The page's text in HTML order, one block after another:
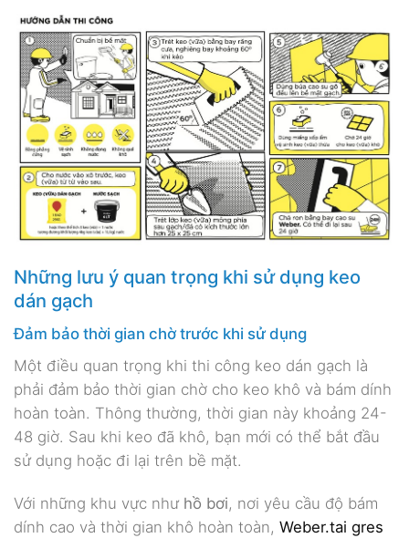
Những lưu ý quan trọng khi sử dụng keo
dán gạch
Đảm bảo thời gian chờ trước khi sử dụng
Một điều quan trọng khi thi công keo dán gạch là
phải đảm bảo thời gian chờ cho keo khô và bám dính
hoàn toàn. Thông thường, thời gian này khoảng 24-
48 giờ. Sau khi keo đã khô, bạn mới có thể bắt đầu
sử dụng hoặc đi lại trên bề mặt.
Với những khu vực như hồ bơi, nơi yêu cầu độ bám
dính cao và thời gian khô hoàn toàn, Weber.tai gres